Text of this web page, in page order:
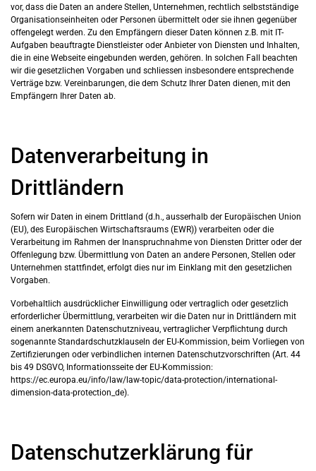
vor, dass die Daten an andere Stellen, Unternehmen, rechtlich selbstständige
Organisationseinheiten oder Personen übermittelt oder sie ihnen gegenüber
offengelegt werden. Zu den Empfängern dieser Daten können z.B. mit IT-
Aufgaben beauftragte Dienstleister oder Anbieter von Diensten und Inhalten,
die in eine Webseite eingebunden werden, gehören. In solchen Fall beachten
wir die gesetzlichen Vorgaben und schliessen insbesondere entsprechende
Verträge bzw. Vereinbarungen, die dem Schutz Ihrer Daten dienen, mit den
Empfängern Ihrer Daten ab.
Datenverarbeitung in
Drittländern
Sofern wir Daten in einem Drittland (d.h., ausserhalb der Europäischen Union
(EU), des Europäischen Wirtschaftsraums (EWR)) verarbeiten oder die
Verarbeitung im Rahmen der Inanspruchnahme von Diensten Dritter oder der
Offenlegung bzw. Übermittlung von Daten an andere Personen, Stellen oder
Unternehmen stattfindet, erfolgt dies nur im Einklang mit den gesetzlichen
Vorgaben.
Vorbehaltlich ausdrücklicher Einwilligung oder vertraglich oder gesetzlich
erforderlicher Übermittlung, verarbeiten wir die Daten nur in Drittländern mit
einem anerkannten Datenschutzniveau, vertraglicher Verpflichtung durch
sogenannte Standardschutzklauseln der EU-Kommission, beim Vorliegen von
Zertifizierungen oder verbindlichen internen Datenschutzvorschriften (Art. 44
bis 49 DSGVO, Informationsseite der EU-Kommission:
https://ec.europa.eu/info/law/law-topic/data-protection/international-
dimension-data-protection_de).
Datenschutzerklärung für